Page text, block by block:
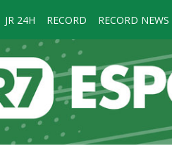
JR 24H RECORD RECORD NEWS